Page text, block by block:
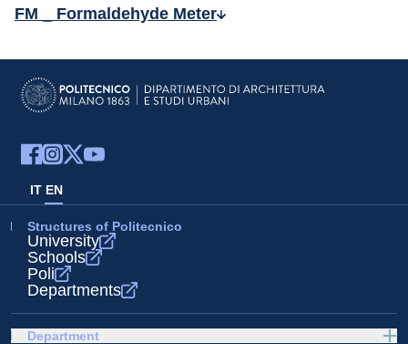
FM _ Formaldehyde Meter
IT EN
Structures of Politecnico
University
Schools
Poli
Departments
Department